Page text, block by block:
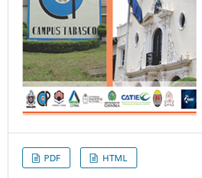
PDF HTML